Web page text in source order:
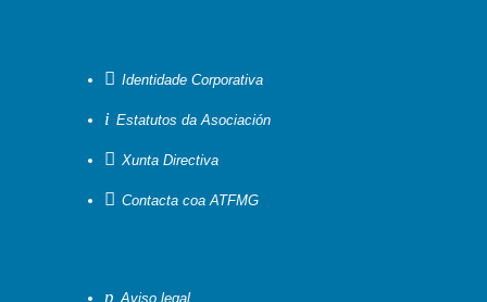
 Identidade Corporativa
i Estatutos da Asociación
 Xunta Directiva
 Contacta coa ATFMG
p Aviso legal